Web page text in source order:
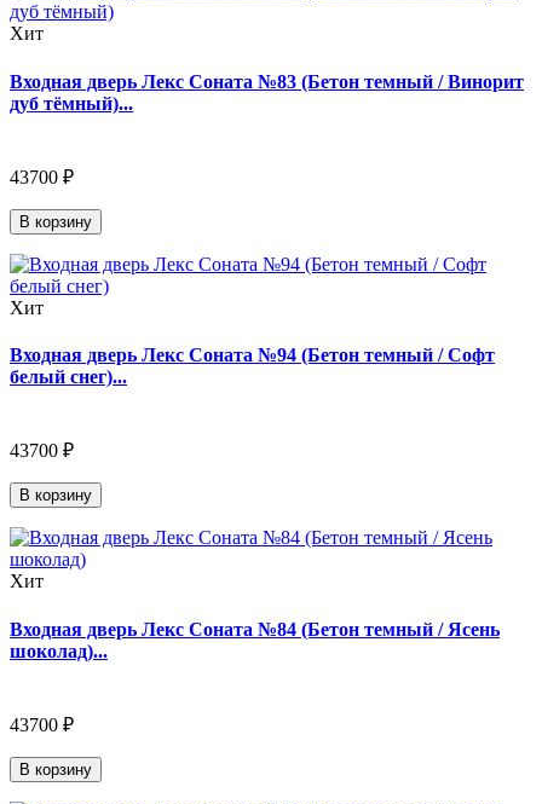
Хит
Входная дверь Лекс Соната №83 (Бетон темный / Винорит
дуб тёмный)...
43700 ₽
В корзину
Хит
Входная дверь Лекс Соната №94 (Бетон темный / Софт
белый снег)...
43700 ₽
В корзину
Хит
Входная дверь Лекс Соната №84 (Бетон темный / Ясень
шоколад)...
43700 ₽
В корзину